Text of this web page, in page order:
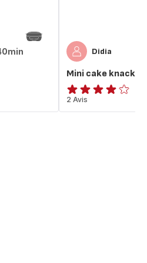
Didia
Mini cake knacki
Avis
4
2 Avis